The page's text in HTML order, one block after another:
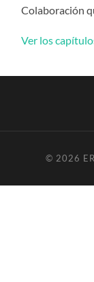
Colaboración
Ver los
© 2026